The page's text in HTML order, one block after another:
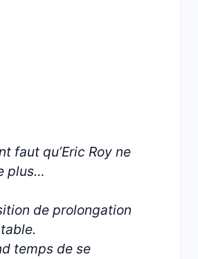
faut qu’Eric Roy ne
plus…
de prolongation
temps de se